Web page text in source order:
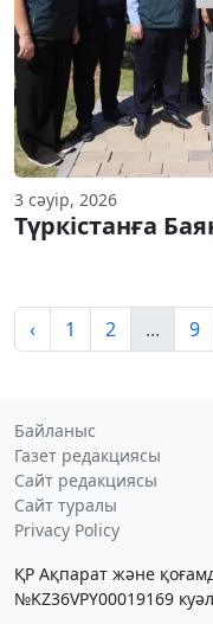
3 сәуір, 2026
Түркістанға
‹ 1 2 ... 9
Байланыс
Газет редакциясы
Сайт редакциясы
Сайт туралы
Privacy Policy
ҚР Ақпарат және
№KZ36VPY00019169